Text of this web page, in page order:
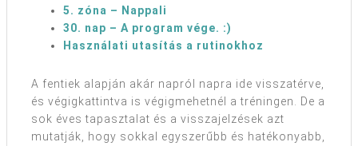
5. zóna – Nappali
30. nap – A program vége. :)
Használati utasítás a rutinokhoz
A fentiek alapján akár napról napra ide visszatérve,
és végigkattintva is végigmehetnél a tréningen. De a
sok éves tapasztalat és a visszajelzések azt
mutatják, hogy sokkal egyszerűbb és hatékonyabb,